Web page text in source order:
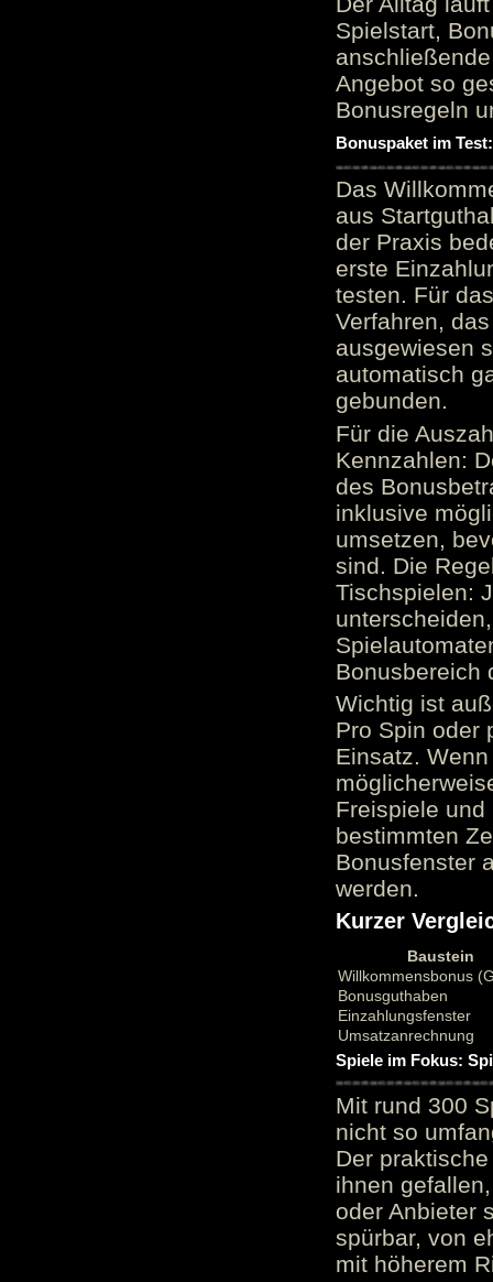
Spielstart,
Angebot so
Bonusregeln
Bonuspaket im
Das
aus
der Praxis
erste
testen. Für
Verfahren,
ausgewiesen
automatisch
gebunden.
Für die
Kennzahlen:
des
inklusive
umsetzen,
sind. Die
Tischspielen:
Bonusbereich
Wichtig ist
Pro Spin oder
Einsatz.
Freispiele
bestimmten
Bonusfenster
werden.
Kurzer
Baustein
Willkommensbonus
Bonusguthaben
Einzahlungsfenster
Umsatzanrechnung
Spiele im Fokus:
Mit rund 300
nicht so
Der
ihnen
oder Anbieter
spürbar, von
mit höherem